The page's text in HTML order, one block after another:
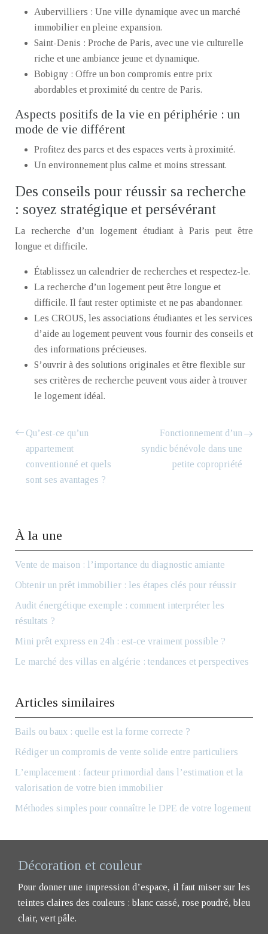
Aubervilliers : Une ville dynamique avec un marché
immobilier en pleine expansion.
Saint-Denis : Proche de Paris, avec une vie culturelle
riche et une ambiance jeune et dynamique.
Bobigny : Offre un bon compromis entre prix
abordables et proximité du centre de Paris.
Aspects positifs de la vie en périphérie : un
mode de vie différent
Profitez des parcs et des espaces verts à proximité.
Un environnement plus calme et moins stressant.
Des conseils pour réussir sa recherche
: soyez stratégique et persévérant
La recherche d’un logement étudiant à Paris peut être
longue et difficile.
Établissez un calendrier de recherches et respectez-le.
La recherche d’un logement peut être longue et
difficile. Il faut rester optimiste et ne pas abandonner.
Les CROUS, les associations étudiantes et les services
d’aide au logement peuvent vous fournir des conseils et
des informations précieuses.
S’ouvrir à des solutions originales et être flexible sur
ses critères de recherche peuvent vous aider à trouver
le logement idéal.
Qu’est-ce qu’un
appartement
conventionné et quels
sont ses avantages ?
Fonctionnement d’un
syndic bénévole dans une
petite copropriété
À la une
Vente de maison : l’importance du diagnostic amiante
Obtenir un prêt immobilier : les étapes clés pour réussir
Audit énergétique exemple : comment interpréter les
résultats ?
Mini prêt express en 24h : est-ce vraiment possible ?
Le marché des villas en algérie : tendances et perspectives
Articles similaires
Bails ou baux : quelle est la forme correcte ?
Rédiger un compromis de vente solide entre particuliers
L’emplacement : facteur primordial dans l’estimation et la
valorisation de votre bien immobilier
Méthodes simples pour connaître le DPE de votre logement
Décoration et couleur
Pour donner une impression d’espace, il faut miser sur les
teintes claires des couleurs : blanc cassé, rose poudré, bleu
clair, vert pâle.